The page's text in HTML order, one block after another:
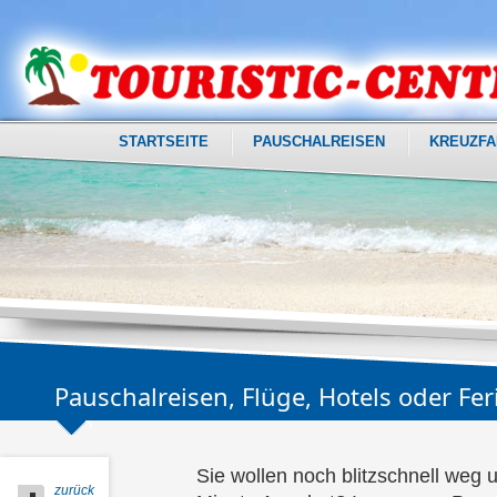
STARTSEITE PAUSCHALREISEN
Pauschalreisen, Flüge, Hotels oder
zurück
Sie wollen noch blitzschnell weg